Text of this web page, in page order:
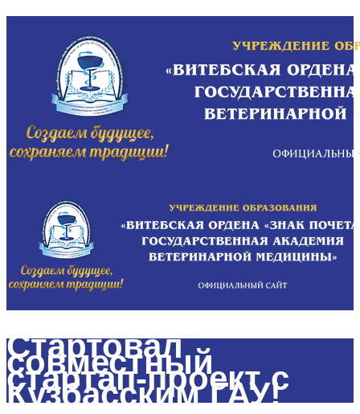
Стартовал
совместный
стартап-проект с
Кузбасским ГАУ!